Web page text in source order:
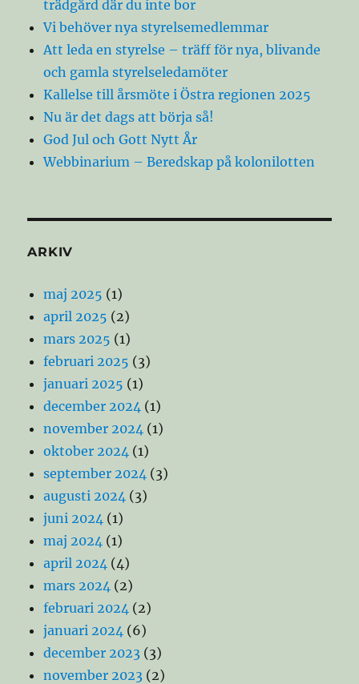
trädgård där du inte bor
Vi behöver nya styrelsemedlemmar
Att leda en styrelse – träff för nya, blivande
och gamla styrelseledamöter
Kallelse till årsmöte i Östra regionen 2025
Nu är det dags att börja så!
God Jul och Gott Nytt År
Webbinarium – Beredskap på kolonilotten
ARKIV
maj 2025 (1)
april 2025 (2)
mars 2025 (1)
februari 2025 (3)
januari 2025 (1)
december 2024 (1)
november 2024 (1)
oktober 2024 (1)
september 2024 (3)
augusti 2024 (3)
juni 2024 (1)
maj 2024 (1)
april 2024 (4)
mars 2024 (2)
februari 2024 (2)
januari 2024 (6)
december 2023 (3)
november 2023 (2)